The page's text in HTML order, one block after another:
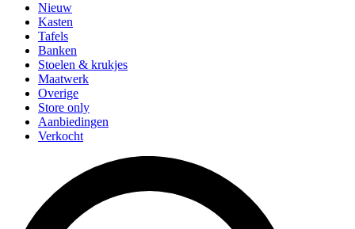
Nieuw
Kasten
Tafels
Banken
Stoelen & krukjes
Maatwerk
Overige
Store only
Aanbiedingen
Verkocht